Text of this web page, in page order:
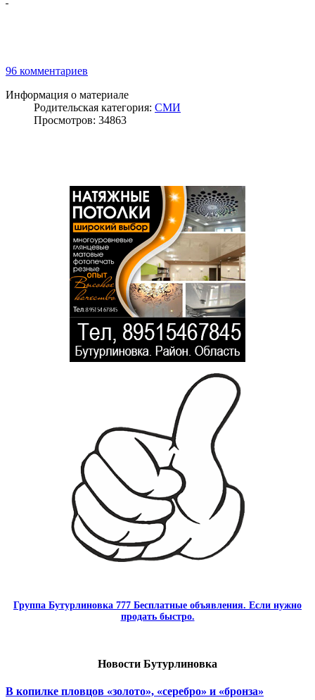
96 комментариев
Информация о материале
Родительская категория: СМИ
Просмотров: 34863
Группа Бутурлиновка 777 Бесплатные объявления. Если нужно
продать быстро.
Новости Бутурлиновка
В копилке пловцов «золото», «серебро» и «бронза»